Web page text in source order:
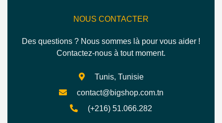
NOUS CONTACTER
Des questions ? Nous sommes là pour vous aider !
Contactez-nous à tout moment.
Tunis, Tunisie
contact@bigshop.com.tn
(+216) 51.066.282